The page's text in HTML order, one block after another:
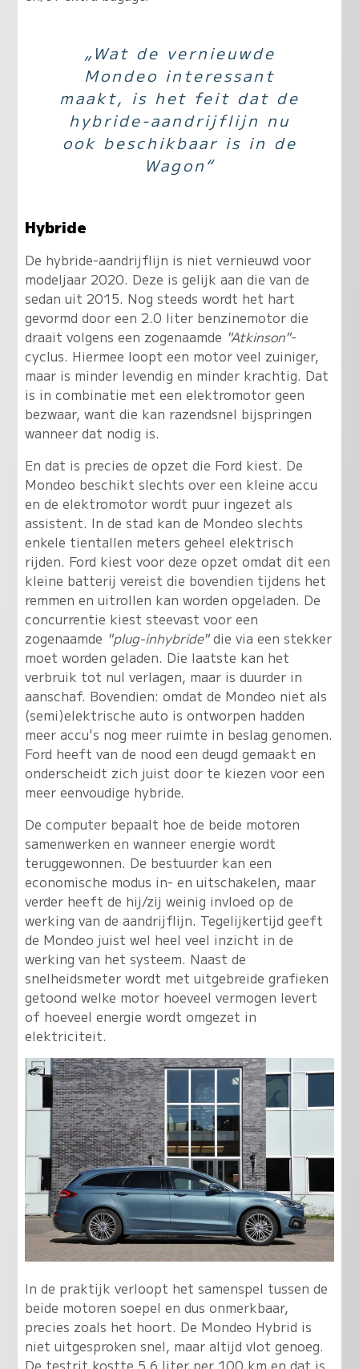
„Wat de vernieuwde
Mondeo interessant
maakt, is het feit dat de
hybride-aandrijflijn nu
ook beschikbaar is in de
Wagon“
Hybride
De hybride-aandrijflijn is niet vernieuwd voor
modeljaar 2020. Deze is gelijk aan die van de
sedan uit 2015. Nog steeds wordt het hart
gevormd door een 2.0 liter benzinemotor die
draait volgens een zogenaamde "Atkinson"-
cyclus. Hiermee loopt een motor veel zuiniger,
maar is minder levendig en minder krachtig. Dat
is in combinatie met een elektromotor geen
bezwaar, want die kan razendsnel bijspringen
wanneer dat nodig is.
En dat is precies de opzet die Ford kiest. De
Mondeo beschikt slechts over een kleine accu
en de elektromotor wordt puur ingezet als
assistent. In de stad kan de Mondeo slechts
enkele tientallen meters geheel elektrisch
rijden. Ford kiest voor deze opzet omdat dit een
kleine batterij vereist die bovendien tijdens het
remmen en uitrollen kan worden opgeladen. De
concurrentie kiest steevast voor een
zogenaamde "plug-inhybride"die via een stekker
moet worden geladen. Die laatste kan het
verbruik tot nul verlagen, maar is duurder in
aanschaf. Bovendien: omdat de Mondeo niet als
(semi)elektrische auto is ontworpen hadden
meer accu's nog meer ruimte in beslag genomen.
Ford heeft van de nood een deugd gemaakt en
onderscheidt zich juist door te kiezen voor een
meer eenvoudige hybride.
De computer bepaalt hoe de beide motoren
samenwerken en wanneer energie wordt
teruggewonnen. De bestuurder kan een
economische modus in- en uitschakelen, maar
verder heeft de hij/zij weinig invloed op de
werking van de aandrijflijn. Tegelijkertijd geeft
de Mondeo juist wel heel veel inzicht in de
werking van het systeem. Naast de
snelheidsmeter wordt met uitgebreide grafieken
getoond welke motor hoeveel vermogen levert
of hoeveel energie wordt omgezet in
elektriciteit.
In de praktijk verloopt het samenspel tussen de
beide motoren soepel en dus onmerkbaar,
precies zoals het hoort. De Mondeo Hybrid is
niet uitgesproken snel, maar altijd vlot genoeg.